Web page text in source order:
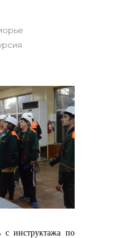
с инструктажа по